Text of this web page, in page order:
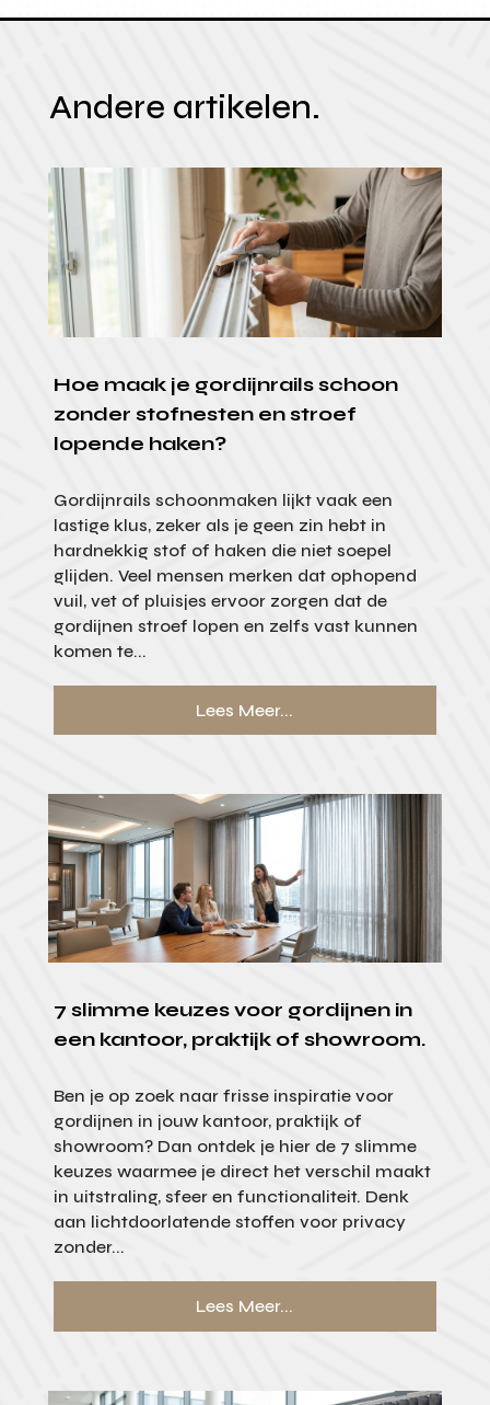
Andere artikelen.
Hoe maak je gordijnrails schoon
zonder stofnesten en stroef
lopende haken?
Gordijnrails schoonmaken lijkt vaak een
lastige klus, zeker als je geen zin hebt in
hardnekkig stof of haken die niet soepel
glijden. Veel mensen merken dat ophopend
vuil, vet of pluisjes ervoor zorgen dat de
gordijnen stroef lopen en zelfs vast kunnen
komen te...
Lees Meer...
7 slimme keuzes voor gordijnen in
een kantoor, praktijk of showroom.
Ben je op zoek naar frisse inspiratie voor
gordijnen in jouw kantoor, praktijk of
showroom? Dan ontdek je hier de 7 slimme
keuzes waarmee je direct het verschil maakt
in uitstraling, sfeer en functionaliteit. Denk
aan lichtdoorlatende stoffen voor privacy
zonder...
Lees Meer...